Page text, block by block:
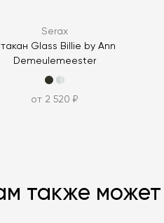
Serax
Glass Billie by Ann
Demeulemeester
от 2 520 ₽
также